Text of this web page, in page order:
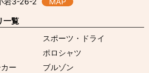
一覧
スポーツ・ドライ
ポロシャツ
ー
ブルゾン